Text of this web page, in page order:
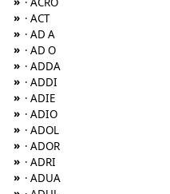
» · ACT
» · AD A
» · AD O
» · ADDA
» · ADDI
» · ADIE
» · ADIO
» · ADOL
» · ADOR
» · ADRI
» · ADUA